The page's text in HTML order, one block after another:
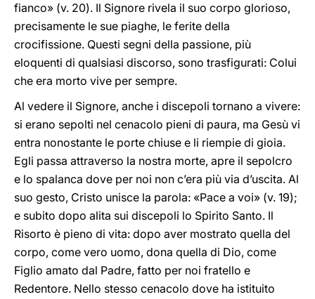
fianco» (v. 20). Il Signore rivela il suo corpo glorioso,
precisamente le sue piaghe, le ferite della
crocifissione. Questi segni della passione, più
eloquenti di qualsiasi discorso, sono trasfigurati: Colui
che era morto vive per sempre.
Al vedere il Signore, anche i discepoli tornano a vivere:
si erano sepolti nel cenacolo pieni di paura, ma Gesù vi
entra nonostante le porte chiuse e li riempie di gioia.
Egli passa attraverso la nostra morte, apre il sepolcro
e lo spalanca dove per noi non c’era più via d’uscita. Al
suo gesto, Cristo unisce la parola: «Pace a voi» (v. 19);
e subito dopo alita sui discepoli lo Spirito Santo. Il
Risorto è pieno di vita: dopo aver mostrato quella del
corpo, come vero uomo, dona quella di Dio, come
Figlio amato dal Padre, fatto per noi fratello e
Redentore. Nello stesso cenacolo dove ha istituito